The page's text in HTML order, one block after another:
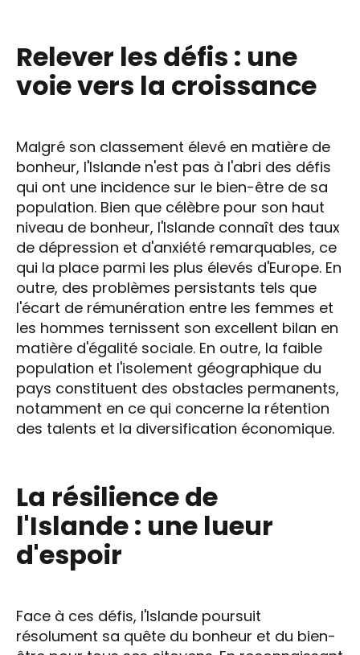
Relever les défis : une
voie vers la croissance
Malgré son classement élevé en matière de
bonheur, l'Islande n'est pas à l'abri des défis
qui ont une incidence sur le bien-être de sa
population. Bien que célèbre pour son haut
niveau de bonheur, l'Islande connaît des taux
de dépression et d'anxiété remarquables, ce
qui la place parmi les plus élevés d'Europe. En
outre, des problèmes persistants tels que
l'écart de rémunération entre les femmes et
les hommes ternissent son excellent bilan en
matière d'égalité sociale. En outre, la faible
population et l'isolement géographique du
pays constituent des obstacles permanents,
notamment en ce qui concerne la rétention
des talents et la diversification économique.
La résilience de
l'Islande : une lueur
d'espoir
Face à ces défis, l'Islande poursuit
résolument sa quête du bonheur et du bien-